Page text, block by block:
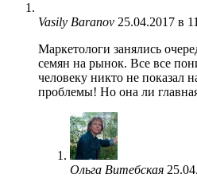
Vasily Baranov 25.04.2017 в
Маркетологи занялись
семян на рынок. Все все
человеку никто не показал
проблемы! Но она ли
Ольга Витебская